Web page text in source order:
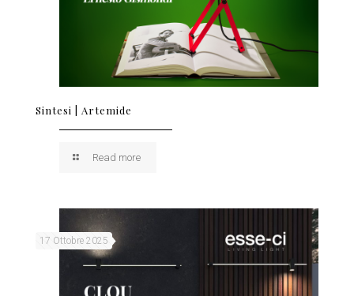
Sintesi | Artemide
Read more
17 Ottobre 2025